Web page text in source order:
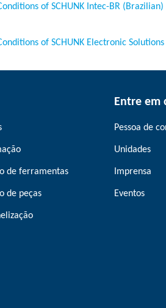
of SCHUNK Intec-BR (Brazilian)
of SCHUNK Electronic
de ferramentas
de peças
Entre em
Pessoa de
Unidades
Imprensa
Eventos